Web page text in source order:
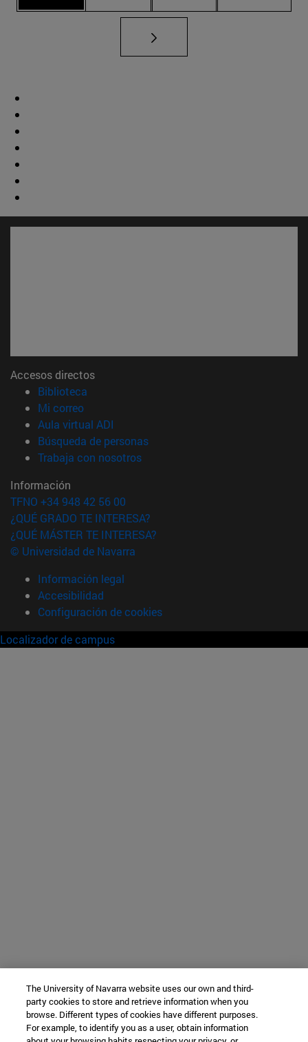
Accesos directos
Biblioteca
Mi correo(abre en nueva ventana)
Aula virtual ADI
Búsqueda de personas(abre en nueva ventana)
Trabaja con nosotros(abre en nueva ventana)
Información
TFNO +34 948 42 56 00
¿QUÉ GRADO TE INTERESA?
¿QUÉ MÁSTER TE INTERESA?
© Universidad de Navarra
Información legal
Accesibilidad
Configuración de cookies
Localizador de campus
The University of Navarra website uses our own and third-
party cookies to store and retrieve information when you
browse. Different types of cookies have different purposes.
For example, to identify you as a user, obtain information